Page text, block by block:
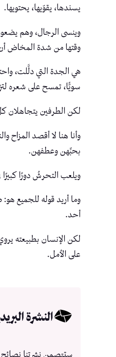
يسندها، يقوّيها، يحتويها.
وينسى الرجال، وهم
وقتها من شدة المخاض
هي الجدة التي دلَّلت،
سويًّا، تمسح على شعره
لكن الطرفين يتجاهلان
وأنا هنا لا أقصد المزاح
بحبِّهن وعطفهن.
ويلعب التحرشُ دورًا كبيرًا
وما أريد قوله للجميع
أحد.
لكن الإنسان بطبيعته
على الأمل.
النشرة
ستتصمن نشرتنا